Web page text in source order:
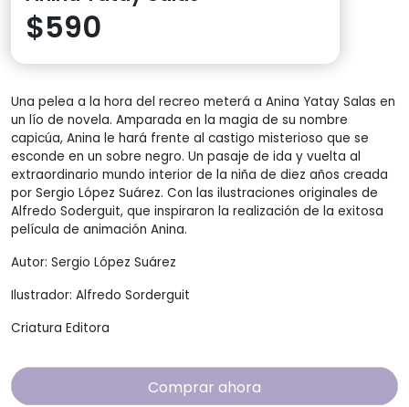
$590
Una pelea a la hora del recreo meterá a Anina Yatay Salas en
un lío de novela. Amparada en la magia de su nombre
capicúa, Anina le hará frente al castigo misterioso que se
esconde en un sobre negro. Un pasaje de ida y vuelta al
extraordinario mundo interior de la niña de diez años creada
por Sergio López Suárez. Con las ilustraciones originales de
Alfredo Soderguit, que inspiraron la realización de la exitosa
película de animación Anina.
Autor: Sergio López Suárez
Ilustrador: Alfredo Sorderguit
Criatura Editora
Comprar ahora